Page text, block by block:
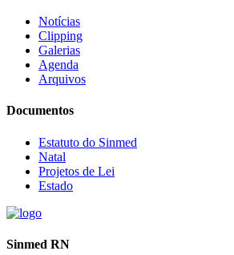
Notícias
Clipping
Galerias
Agenda
Arquivos
Documentos
Estatuto do Sinmed
Natal
Projetos de Lei
Estado
Sinmed RN